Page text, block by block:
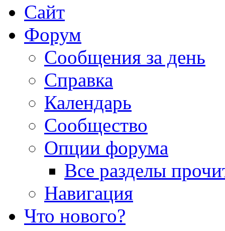
Сайт
Форум
Сообщения за день
Справка
Календарь
Сообщество
Опции форума
Все разделы
Навигация
Что нового?